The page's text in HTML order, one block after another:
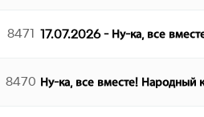
8471 17.07.2026 - Ну-ка, все
8470 Ну-ка, все вместе! Народный